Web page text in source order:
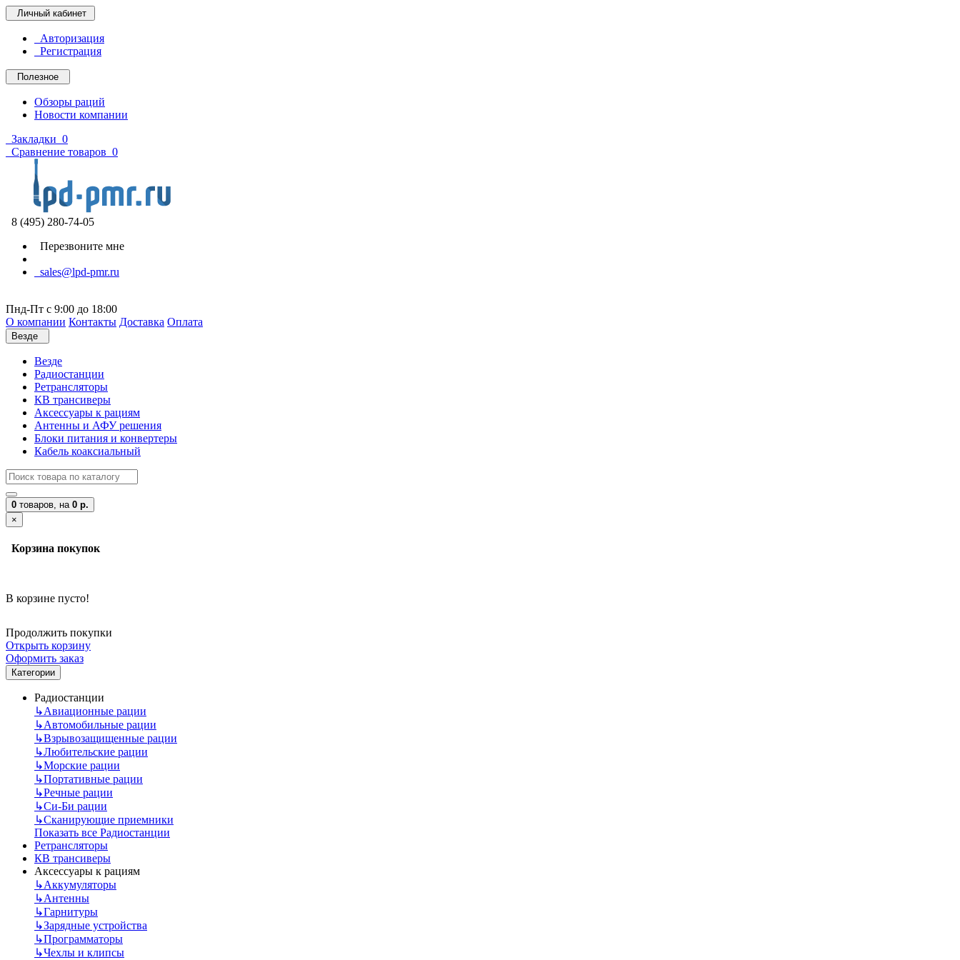
Личный кабинет
Авторизация
Регистрация
Полезное
Обзоры раций
Новости компании
Закладки 0
Сравнение товаров 0
8 (495) 280-74-05
Перезвоните мне
sales@lpd-pmr.ru
Пнд-Пт с 9:00 до 18:00
О компании Контакты Доставка Оплата
Везде
Везде
Радиостанции
Ретрансляторы
КВ трансиверы
Аксессуары к рациям
Антенны и АФУ решения
Блоки питания и конвертеры
Кабель коаксиальный
0 товаров, на 0 р.
×
Корзина покупок
В корзине пусто!
Продолжить покупки
Открыть корзину
Оформить заказ
Категории
Радиостанции
↳Авиационные рации
↳Автомобильные рации
↳Взрывозащищенные рации
↳Любительские рации
↳Морские рации
↳Портативные рации
↳Речные рации
↳Си-Би рации
↳Сканирующие приемники
Показать все Радиостанции
Ретрансляторы
КВ трансиверы
Аксессуары к рациям
↳Аккумуляторы
↳Антенны
↳Гарнитуры
↳Зарядные устройства
↳Программаторы
↳Чехлы и клипсы